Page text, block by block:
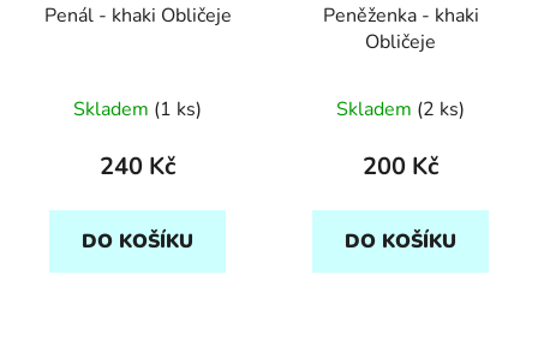
Penál - khaki Obličeje
Skladem (1 ks)
240 Kč
DO KOŠÍKU
Peněženka - khaki
Obličeje
Skladem (2 ks)
200 Kč
DO KOŠÍKU